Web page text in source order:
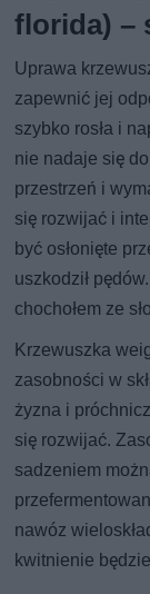
florida) –
Uprawa
zapewnić jej
szybko rosła i
nie nadaje się
przestrzeń i
się rozwijać i
być osłonięte
uszkodził
chochołem ze
Krzewuszka
zasobności w
żyzna i
się rozwijać.
sadzeniem
nawóz
kwitnienie